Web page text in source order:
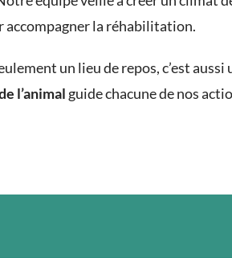
accompagner la réhabilitation.
un lieu de repos, c’est aussi
l’animal guide chacune de nos